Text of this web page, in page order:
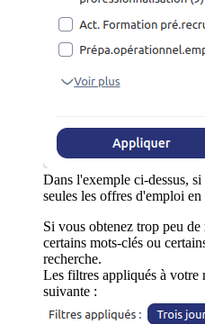
Dans l'exemple ci-dessus,
seules les offres d'emploi
Si vous obtenez trop peu
certains mots-clés ou
recherche.
Les filtres appliqués à votre
suivante :